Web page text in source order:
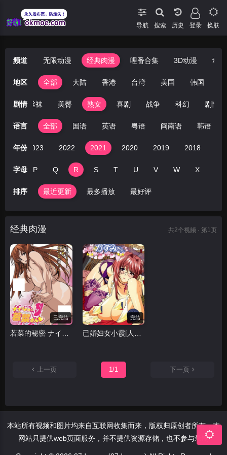
导航 搜索 登录 换肤
频道 无限动漫 经典肉漫 哩番合集 3D动漫 动
地区 全部 大陆 香港 台湾 美国 韩国
剧情 丝袜 美臀 熟女 喜剧 战争 科幻 剧情
语言 全部 国语 英语 粤语 闽南语 韩语
年份2023 2022 2021 2020 2019 2018
字母
O P Q R S T U V W X
排序 最近更新 最多播放 最好评
经典肉漫 共2个视频 · 第1页
已完结
若菜的秘密 ナイショの若菜さん
完结
已婚妇女小霞[人妻かすみさん]
上一页 1/1 下一页
本站所有视频和图片均来自互联网收集而来，版权归原创者所有，本
网站只提供web页面服务，并不提供资源存储，也不参与录制